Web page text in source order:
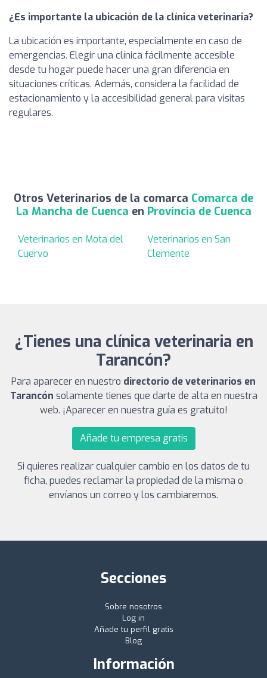
¿Es importante la ubicación de la clínica veterinaria?
La ubicación es importante, especialmente en caso de
emergencias. Elegir una clínica fácilmente accesible
desde tu hogar puede hacer una gran diferencia en
situaciones críticas. Además, considera la facilidad de
estacionamiento y la accesibilidad general para visitas
regulares.
Otros Veterinarios de la comarca Comarca de
La Mancha de Cuenca en Provincia de Cuenca
Veterinarios en Mota del
Cuervo
Veterinarios en San
Clemente
¿Tienes una clínica veterinaria en
Tarancón?
Para aparecer en nuestro directorio de veterinarios en
Tarancón solamente tienes que darte de alta en nuestra
web. ¡Aparecer en nuestra guía es gratuito!
Añade tu empresa gratis
Si quieres realizar cualquier cambio en los datos de tu
ficha, puedes reclamar la propiedad de la misma o
envíanos un correo y los cambiaremos.
Secciones
Sobre nosotros
Log in
Añade tu perfil gratis
Blog
Información